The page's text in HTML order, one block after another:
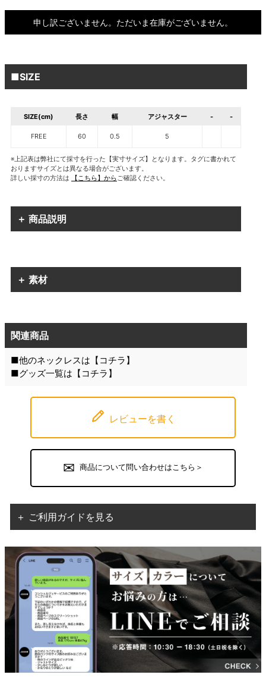
申し訳ございません。ただいま在庫がございません。
■SIZE
SIZE(cm) 長さ 幅 アジャスター - -
FREE 60 0.5 5
※上記表は弊社にて採寸を行った【実寸サイズ】となります。タグに書かれて
おりますサイズとは異なる場合がございます。
詳しい採寸の方法は
【こちら】からご確認ください。
＋ 商品説明
＋ 素材
関連商品
■他のネックレスは【 コチラ 】
■グッズ一覧は【 コチラ 】
レビューを書く
商品について問い合わせはこちら＞
＋ ご利用ガイドを見る